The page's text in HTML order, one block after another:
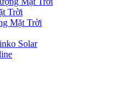
Trời
Mặt Trời
Solar